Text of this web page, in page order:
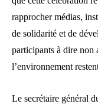
rapprocher médias,
de solidarité et de
participants à dire non
l’environnement
Le secrétaire général